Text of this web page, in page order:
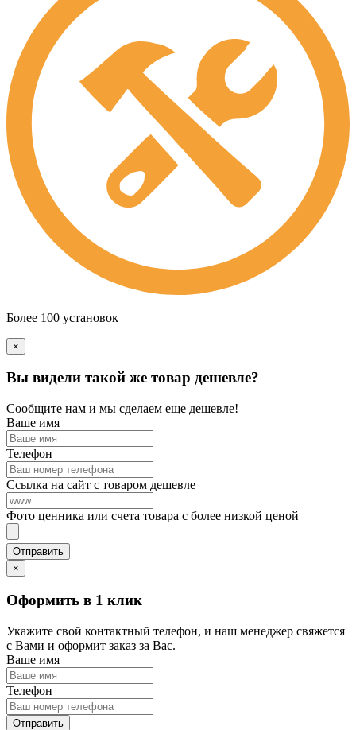
Более 100 установок
×
Вы видели такой же товар дешевле?
Сообщите нам и мы сделаем еще дешевле!
Ваше имя
Телефон
Ссылка на сайт с товаром дешевле
Фото ценника или счета товара с более низкой ценой
×
Оформить в 1 клик
Укажите свой контактный телефон, и наш менеджер свяжется
с Вами и оформит заказ за Вас.
Ваше имя
Телефон